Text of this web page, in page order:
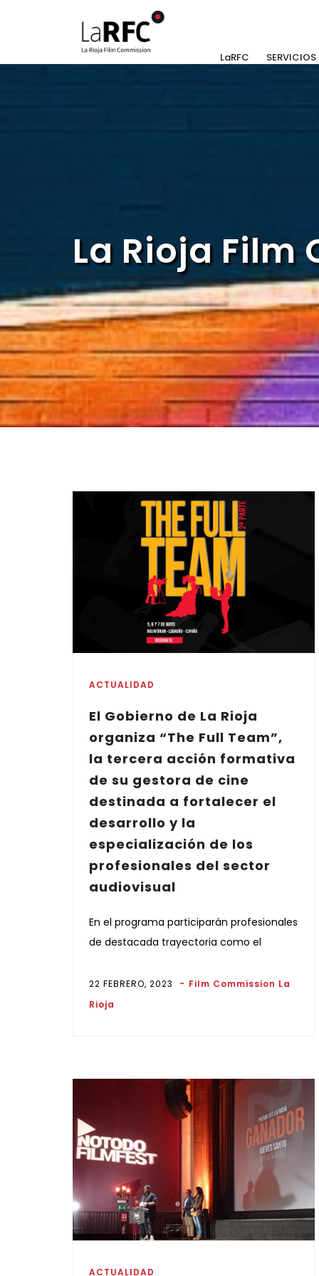
LaRFC SERVICIOS
La Rioja Film
ACTUALIDAD
El Gobierno de La Rioja
organiza “The Full Team”,
la tercera acción formativa
de su gestora de cine
destinada a fortalecer el
desarrollo y la
especialización de los
profesionales del sector
audiovisual
En el programa participarán profesionales
de destacada trayectoria como el
22 FEBRERO, 2023
Film Commission La
Rioja
ACTUALIDAD